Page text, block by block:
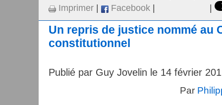
Imprimer | Facebook | |
Un repris de justice nommé au
constitutionnel
Publié par Guy Jovelin le 14 février
Par